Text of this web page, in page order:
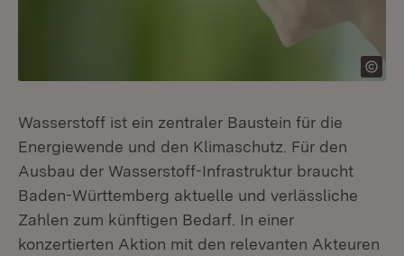
Wasserstoff ist ein zentraler Baustein für die
Energiewende und den Klimaschutz. Für den
Ausbau der Wasserstoff-Infrastruktur braucht
Baden-Württemberg aktuelle und verlässliche
Zahlen zum künftigen Bedarf. In einer
konzertierten Aktion mit den relevanten Akteuren